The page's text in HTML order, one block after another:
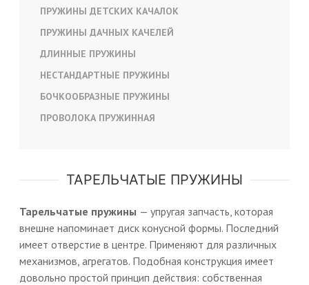
ПРУЖИНЫ ДЕТСКИХ КАЧАЛОК
ПРУЖИНЫ ДАЧНЫХ КАЧЕЛЕЙ
ДЛИННЫЕ ПРУЖИНЫ
НЕСТАНДАРТНЫЕ ПРУЖИНЫ
БОЧКООБРАЗНЫЕ ПРУЖИНЫ
ПРОВОЛОКА ПРУЖИННАЯ
ТАРЕЛЬЧАТЫЕ ПРУЖИНЫ
Тарельчатые пружины — упругая запчасть, которая
внешне напоминает диск конусной формы. Последний
имеет отверстие в центре. Применяют для различных
механизмов, агрегатов. Подобная конструкция имеет
довольно простой принцип действия: собственная